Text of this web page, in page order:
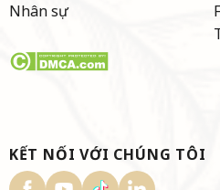
Nhân sự
KẾT NỐI VỚI CHÚNG TÔI